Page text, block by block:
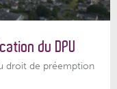
du DPU
droit de préemption